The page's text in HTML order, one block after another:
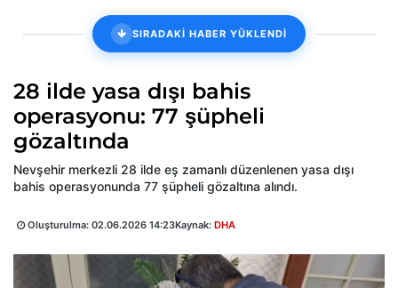
SIRADAKİ HABER YÜKLENDİ
28 ilde yasa dışı bahis
operasyonu: 77 şüpheli
gözaltında
Nevşehir merkezli 28 ilde eş zamanlı düzenlenen yasa dışı
bahis operasyonunda 77 şüpheli gözaltına alındı.
Oluşturulma: 02.06.2026 14:23Kaynak: DHA